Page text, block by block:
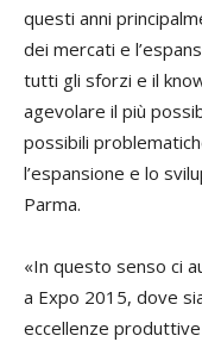
questi anni
dei mercati e
tutti gli sforzi e il
agevolare il più
possibili
l’espansione e lo
Parma.
«In questo senso ci
a Expo 2015, dove
eccellenze produttive